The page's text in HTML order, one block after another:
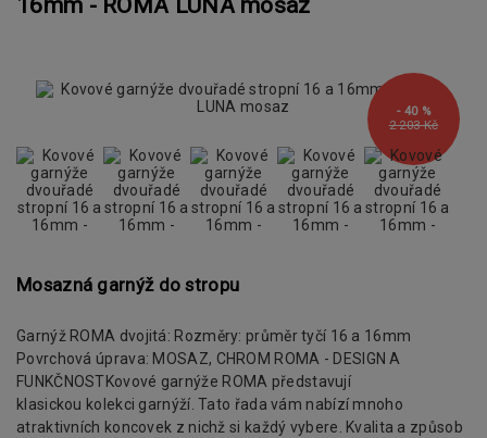
16mm - ROMA LUNA mosaz
2 203 Kč
- 40 %
Mosazná garnýž do stropu
Garnýž ROMA dvojitá: Rozměry: průměr tyčí 16 a 16mm
Povrchová úprava: MOSAZ, CHROM ROMA - DESIGN A
FUNKČNOSTKovové garnýže ROMA představují
klasickou kolekci garnýží. Tato řada vám nabízí mnoho
atraktivních koncovek z nichž si každý vybere. Kvalita a způsob